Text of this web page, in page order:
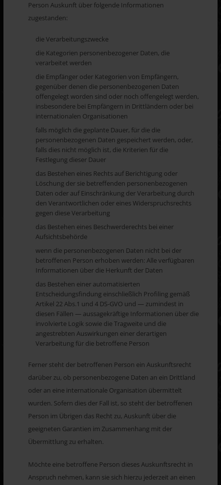
Person Auskunft über folgende Informationen
zugestanden:
die Verarbeitungszwecke
die Kategorien personenbezogener Daten, die
verarbeitet werden
die Empfänger oder Kategorien von Empfängern,
gegenüber denen die personenbezogenen Daten
offengelegt worden sind oder noch offengelegt werden,
insbesondere bei Empfängern in Drittländern oder bei
internationalen Organisationen
falls möglich die geplante Dauer, für die die
personenbezogenen Daten gespeichert werden, oder,
falls dies nicht möglich ist, die Kriterien für die
Festlegung dieser Dauer
das Bestehen eines Rechts auf Berichtigung oder
Löschung der sie betreffenden personenbezogenen
Daten oder auf Einschränkung der Verarbeitung durch
den Verantwortlichen oder eines Widerspruchsrechts
gegen diese Verarbeitung
das Bestehen eines Beschwerderechts bei einer
Aufsichtsbehörde
wenn die personenbezogenen Daten nicht bei der
betroffenen Person erhoben werden: Alle verfügbaren
Informationen über die Herkunft der Daten
das Bestehen einer automatisierten
Entscheidungsfindung einschließlich Profiling gemäß
Artikel 22 Abs.1 und 4 DS-GVO und — zumindest in
diesen Fällen — aussagekräftige Informationen über die
involvierte Logik sowie die Tragweite und die
angestrebten Auswirkungen einer derartigen
Verarbeitung für die betroffene Person
Ferner steht der betroffenen Person ein Auskunftsrecht
darüber zu, ob personenbezogene Daten an ein Drittland
oder an eine internationale Organisation übermittelt
wurden. Sofern dies der Fall ist, so steht der betroffenen
Person im Übrigen das Recht zu, Auskunft über die
geeigneten Garantien im Zusammenhang mit der
Übermittlung zu erhalten.
Möchte eine betroffene Person dieses Auskunftsrecht in
Anspruch nehmen, kann sie sich hierzu jederzeit an einen